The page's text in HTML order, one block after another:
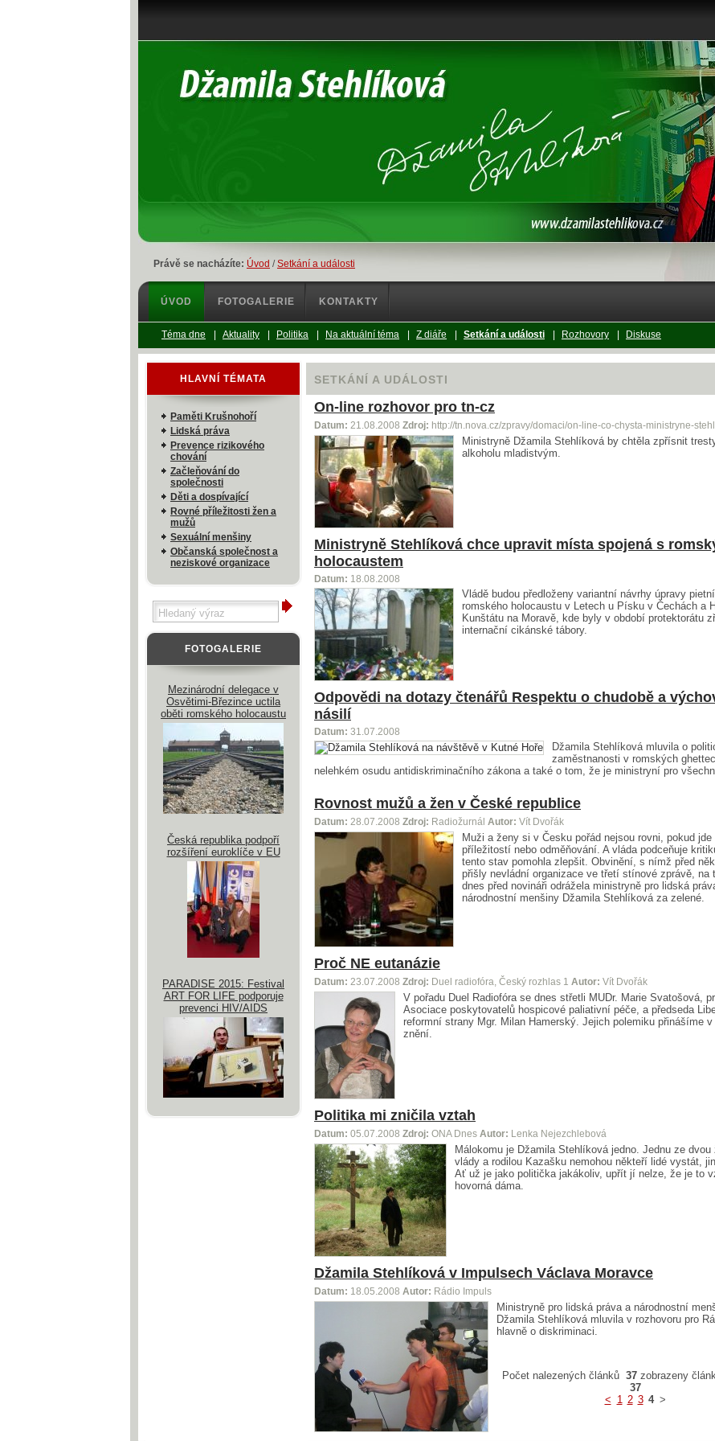
Právě se nacházíte: Úvod /Setkání a události
SETKÁNÍ A UDÁLOSTI
On-line rozhovor pro tn-cz
Datum: 21.08.2008 Zdroj: http://tn.nova.cz/zpravy/domaci/on-line-co-chysta-ministryne-
Ministryně Džamila Stehlíková by chtěla zpřísnit
alkoholu mladistvým.
Ministryně Stehlíková chce upravit místa spojená s
holocaustem
Datum: 18.08.2008
Vládě budou předloženy variantní návrhy úpravy
romského holocaustu v Letech u Písku v Čechách a
Kunštátu na Moravě, kde byly v období protektorátu
internační cikánské tábory.
Odpovědi na dotazy čtenářů Respektu o chudobě a
násilí
Datum: 31.07.2008
Džamila Stehlíková mluvila o
zaměstnanosti v romských
nelehkém osudu antidiskriminačního zákona a také o tom, že je ministryní pro
Rovnost mužů a žen v České republice
Datum: 28.07.2008 Zdroj: Radiožurnál Autor: Vít Dvořák
Muži a ženy si v Česku pořád nejsou rovni, pokud
příležitostí nebo odměňování. A vláda podceňuje
tento stav pomohla zlepšit. Obvinění, s nímž před
přišly nevládní organizace ve třetí stínové zprávě, na
dnes před novináři odrážela ministryně pro lidská
národnostní menšiny Džamila Stehlíková za zelené.
Proč NE eutanázie
Datum: 23.07.2008 Zdroj: Duel radiofóra, Český rozhlas 1 Autor: Vít Dvořák
V pořadu Duel Radiofóra se dnes střetli MUDr. Marie Svatošová,
Asociace poskytovatelů hospicové paliativní péče, a předseda
reformní strany Mgr. Milan Hamerský. Jejich polemiku přinášíme v
znění.
Politika mi zničila vztah
Datum: 05.07.2008 Zdroj: ONA Dnes Autor: Lenka Nejezchlebová
Málokomu je Džamila Stehlíková jedno. Jednu ze dvou
vlády a rodilou Kazašku nemohou někteří lidé vystát,
Ať už je jako politička jakákoliv, upřít jí nelze, že je to
hovorná dáma.
Džamila Stehlíková v Impulsech Václava Moravce
Datum: 18.05.2008 Autor: Rádio Impuls
Ministryně pro lidská práva a národnostní
Džamila Stehlíková mluvila v rozhovoru pro
hlavně o diskriminaci.
Počet nalezených článků 37zobrazeny
37
< 1 2 3 4 >
HLAVNÍ TÉMATA
Paměti Krušnohoří
Lidská práva
Prevence rizikového
chování
Začleňování do
společnosti
Děti a dospívající
Rovné příležitosti žen a
mužů
Sexuální menšiny
Občanská společnost a
neziskové organizace
FOTOGALERIE
Mezinárodní delegace v
Osvětimi-Březince uctila
oběti romského holocaustu
Česká republika podpoří
rozšíření euroklíče v EU
PARADISE 2015: Festival
ART FOR LIFE podporuje
prevenci HIV/AIDS
ÚVOD FOTOGALERIE KONTAKTY
Téma dne Aktuality Politika Na aktuální téma Z diáře Setkání a události Rozhovory Diskuse